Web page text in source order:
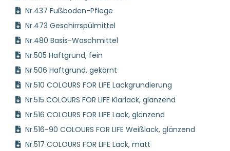
Nr.437 Fußboden-Pflege
Nr.473 Geschirrspülmittel
Nr.480 Basis-Waschmittel
Nr.505 Haftgrund, fein
Nr.506 Haftgrund, gekörnt
Nr.510 COLOURS FOR LIFE Lackgrundierung
Nr.515 COLOURS FOR LIFE Klarlack, glänzend
Nr.516 COLOURS FOR LIFE Lack, glänzend
Nr.516-90 COLOURS FOR LIFE Weißlack, glänzend
Nr.517 COLOURS FOR LIFE Lack, matt